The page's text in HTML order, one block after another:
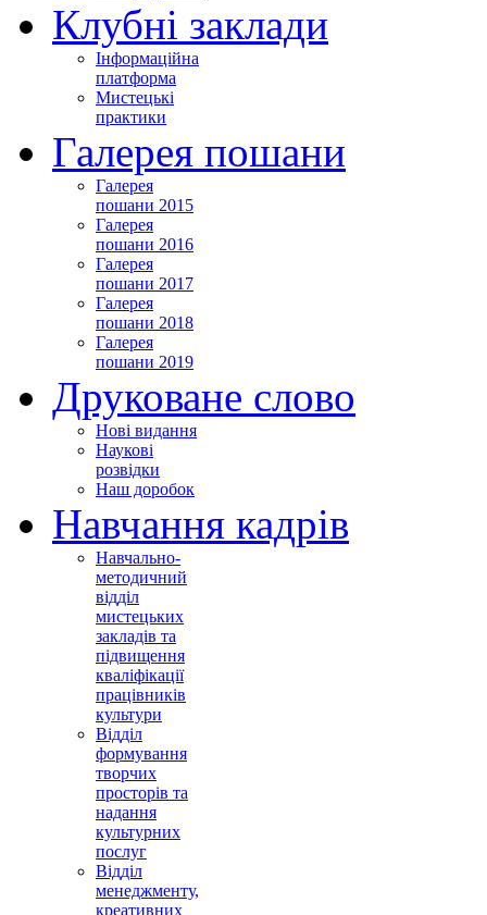
Клубні заклади
Інформаційна
платформа
Мистецькі
практики
Галерея пошани
Галерея
пошани 2015
Галерея
пошани 2016
Галерея
пошани 2017
Галерея
пошани 2018
Галерея
пошани 2019
Друковане слово
Нові видання
Наукові
розвідки
Наш доробок
Навчання кадрів
Навчально-
методичний
відділ
мистецьких
закладів та
підвищення
кваліфікації
працівників
культури
Відділ
формування
творчих
просторів та
надання
культурних
послуг
Відділ
менеджменту,
креативних